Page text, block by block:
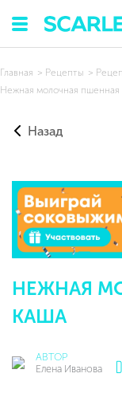
Главная Рецепты
Нежная молочная пшенная
Назад
НЕЖНАЯ
КАША
АВТОР
Елена Иванова